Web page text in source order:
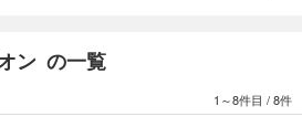
ン の一覧
1～8件目 /8件